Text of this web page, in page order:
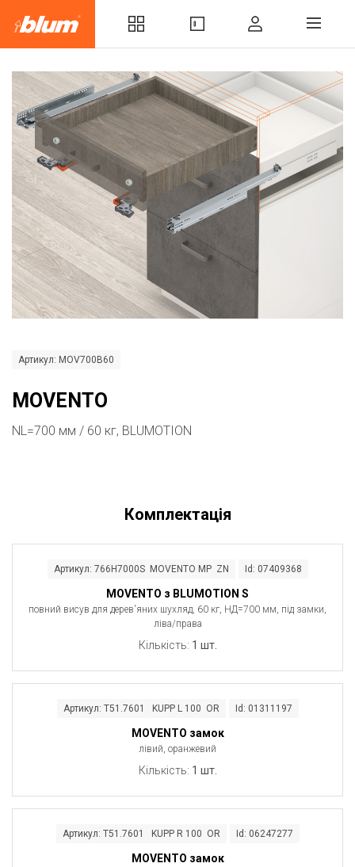
Артикул: MOV700B60
MOVENTO
NL=700 мм / 60 кг, BLUMOTION
Комплектація
Артикул: 766H7000S MOVENTO MP ZN Id: 07409368
MOVENTO з BLUMOTION S
повний висув для дерев'яних шухляд, 60 кг, НД=700 мм, під замки,
ліва/права
Кількість: 1 шт.
Артикул: T51.7601 KUPP L 100 OR Id: 01311197
MOVENTO замок
лівий, оранжевий
Кількість: 1 шт.
Артикул: T51.7601 KUPP R 100 OR Id: 06247277
MOVENTO замок